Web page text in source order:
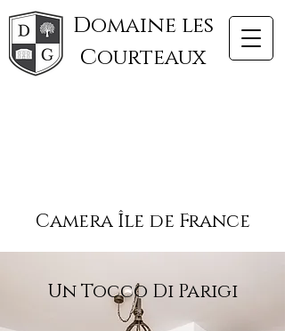
domaine les
courteaux
Camera Île de France
Un Tocco Di Parigi